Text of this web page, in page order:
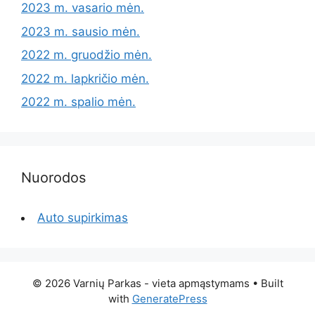
2023 m. vasario mėn.
2023 m. sausio mėn.
2022 m. gruodžio mėn.
2022 m. lapkričio mėn.
2022 m. spalio mėn.
Nuorodos
Auto supirkimas
© 2026 Varnių Parkas - vieta apmąstymams • Built
with GeneratePress